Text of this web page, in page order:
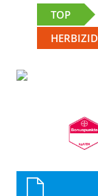
TOP
HERBIZID